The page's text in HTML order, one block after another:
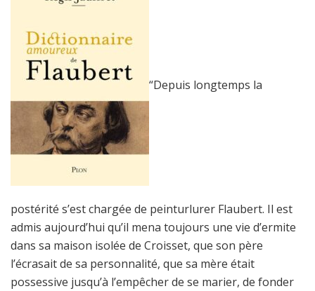
“Depuis longtemps la
postérité s’est chargée de peinturlurer Flaubert. Il est
admis aujourd’hui qu’il mena toujours une vie d’ermite
dans sa maison isolée de Croisset, que son père
l’écrasait de sa personnalité, que sa mère était
possessive jusqu’à l’empêcher de se marier, de fonder